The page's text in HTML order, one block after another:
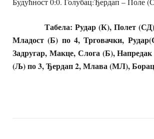
Табела: Рудар (К), Полет (СД),
Младост (Б) по 4, Трговачки,
Задругар, Макце, Слога (Б), Напредак
(Љ) по 3, Ђердап 2, Млава (МЛ),